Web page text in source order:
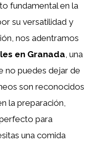
fundamental en la
su versatilidad y
nos adentramos
en Granada, una
no puedes dejar de
son reconocidos
la preparación,
para
una comida